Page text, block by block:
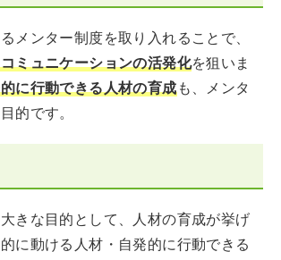
メンター制度を取り入れることで、
ミュニケーションの活発化を狙いま
に行動できる人材の育成も、メンタ
的です。
きな目的として、人材の育成が挙げ
に動ける人材・自発的に行動できる